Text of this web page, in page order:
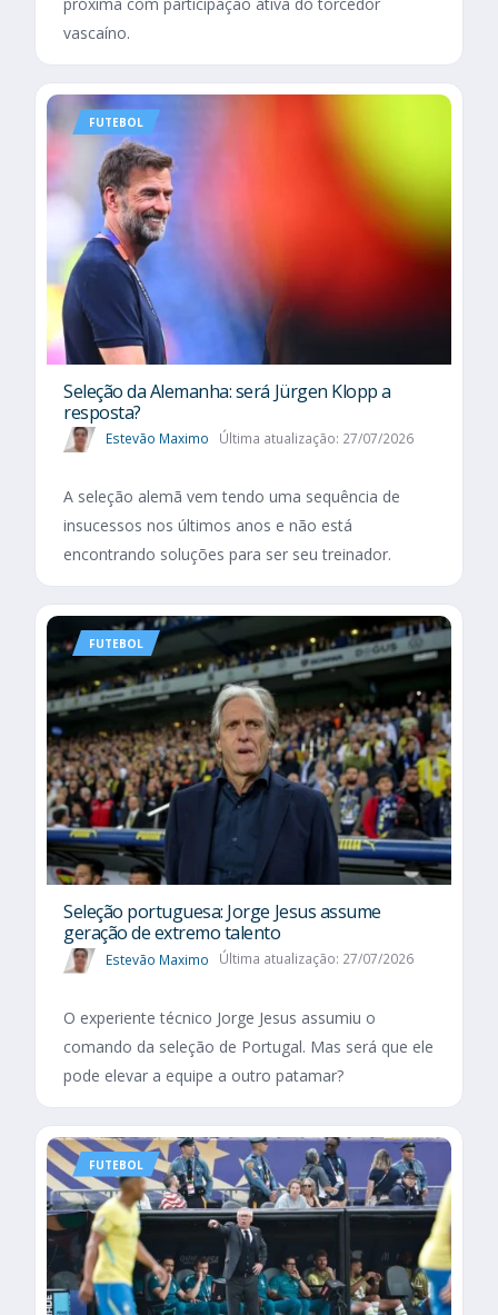
próxima com participação ativa do torcedor
vascaíno.
FUTEBOL
Seleção da Alemanha: será Jürgen Klopp a
resposta?
Estevão Maximo Última atualização: 27/07/2026
A seleção alemã vem tendo uma sequência de
insucessos nos últimos anos e não está
encontrando soluções para ser seu treinador.
FUTEBOL
Seleção portuguesa: Jorge Jesus assume
geração de extremo talento
Estevão Maximo Última atualização: 27/07/2026
O experiente técnico Jorge Jesus assumiu o
comando da seleção de Portugal. Mas será que ele
pode elevar a equipe a outro patamar?
FUTEBOL